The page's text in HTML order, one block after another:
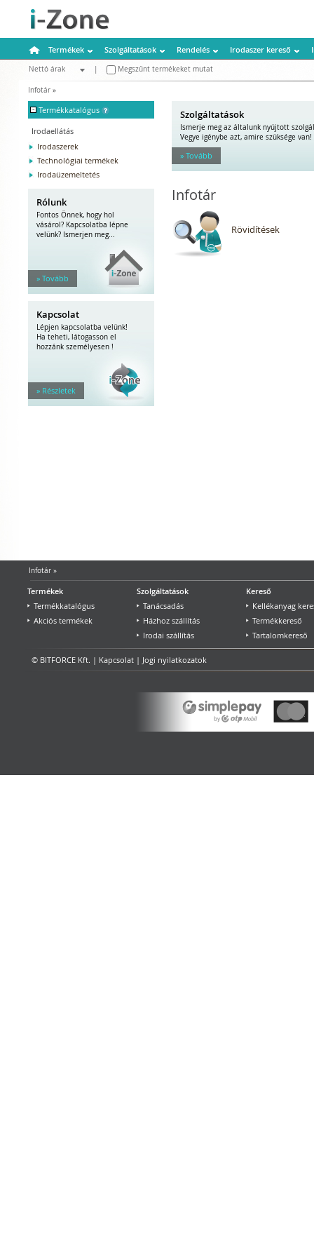
Termékek Szolgáltatások Rendelés Irodaszer kereső
Nettó árak
Megszűnt termékeket mutat
Infotár »
- Termékkatalógus
Irodaellátás
Irodaszerek
Technológiai termékek
Irodaüzemeltetés
Rólunk
Fontos Önnek, hogy hol
vásárol? Kapcsolatba lépne
velünk? Ismerjen meg...
» Tovább
Kapcsolat
Lépjen kapcsolatba velünk!
Ha teheti, látogasson el
hozzánk személyesen !
» Részletek
Szolgáltatások
Ismerje meg az általunk nyújtott
Vegye igénybe azt, amire szüksége van!
» Tovább
Infotár
Rövidítések
Infotár»
Termékek
Termékkatalógus
Akciós termékek
Szolgáltatások
Tanácsadás
Házhoz szállítás
Irodai szállítás
Kereső
Kellékanyag
Termékkereső
Tartalomkereső
© BITFORCE Kft. | Kapcsolat | Jogi nyilatkozatok